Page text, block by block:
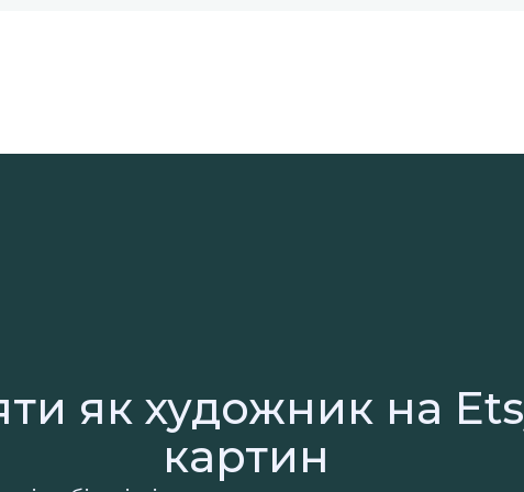
як художник на
картин